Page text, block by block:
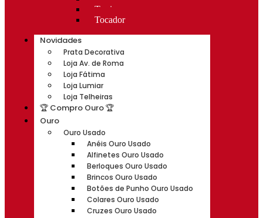
Terrinas
Tocador
Novidades
Prata Decorativa
Loja Av. de Roma
Loja Fátima
Loja Lumiar
Loja Telheiras
🏆 Compro Ouro 🏆
Ouro
Ouro Usado
Anéis Ouro Usado
Alfinetes Ouro Usado
Berloques Ouro Usado
Brincos Ouro Usado
Botões de Punho Ouro Usado
Colares Ouro Usado
Cruzes Ouro Usado